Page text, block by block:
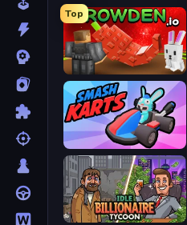
Top
Grow A Garden | Growden.io
Smash Karts
Idle Billionaire Tycoon